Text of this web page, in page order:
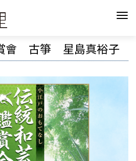
會 古箏 星島真裕子